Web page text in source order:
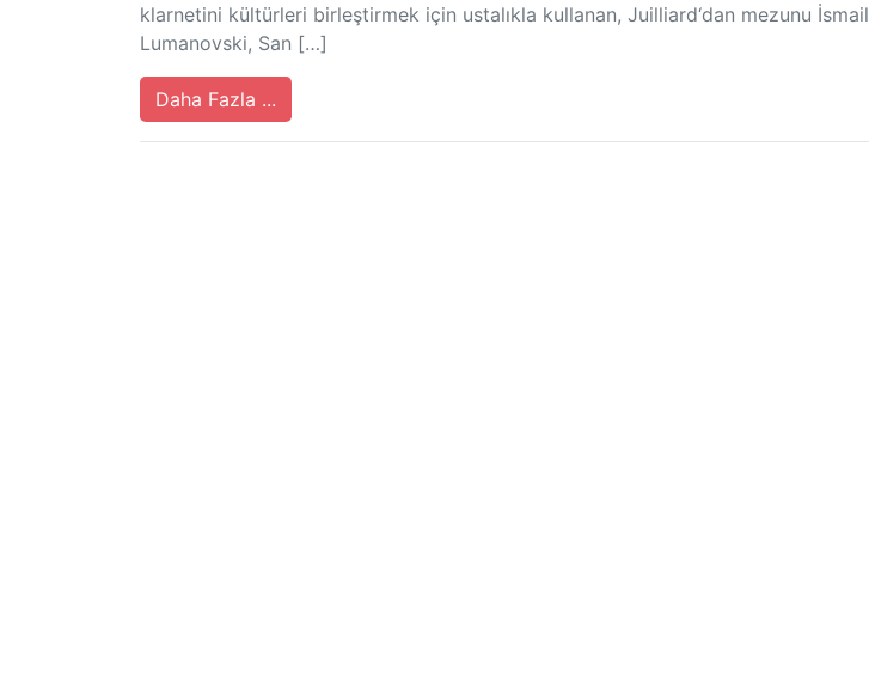
klarnetini kültürleri birleştirmek için ustalıkla kullanan, Juilliard‘dan mezunu İsmail
Lumanovski, San […]
Daha Fazla ...